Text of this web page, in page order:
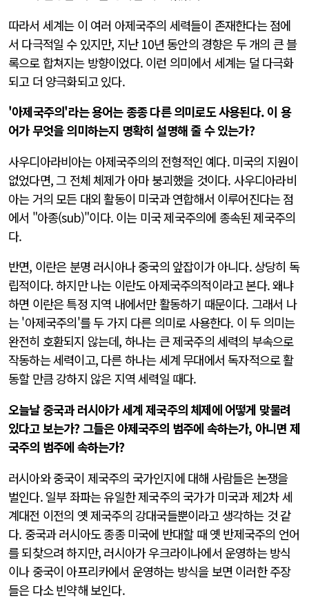
따라서 세계는 이 여러 아제국주의 세력들이 존재한다는 점에
서 다극적일 수 있지만, 지난 10년 동안의 경향은 두 개의 큰 블
록으로 합쳐지는 방향이었다. 이런 의미에서 세계는 덜 다극화
되고 더 양극화되고 있다.
'아제국주의'라는 용어는 종종 다른 의미로도 사용된다. 이 용
어가 무엇을 의미하는지 명확히 설명해 줄 수 있는가?
사우디아라비아는 아제국주의의 전형적인 예다. 미국의 지원이
없었다면, 그 전체 체제가 아마 붕괴했을 것이다. 사우디아라비
아는 거의 모든 대외 활동이 미국과 연합해서 이루어진다는 점
에서 "아종(sub)"이다. 이는 미국 제국주의에 종속된 제국주의
다.
반면, 이란은 분명 러시아나 중국의 앞잡이가 아니다. 상당히 독
립적이다. 하지만 나는 이란도 아제국주의적이라고 본다. 왜냐
하면 이란은 특정 지역 내에서만 활동하기 때문이다. 그래서 나
는 '아제국주의'를 두 가지 다른 의미로 사용한다. 이 두 의미는
완전히 호환되지 않는데, 하나는 큰 제국주의 세력의 부속으로
작동하는 세력이고, 다른 하나는 세계 무대에서 독자적으로 활
동할 만큼 강하지 않은 지역 세력일 때다.
오늘날 중국과 러시아가 세계 제국주의 체제에 어떻게 맞물려
있다고 보는가? 그들은 아제국주의 범주에 속하는가, 아니면 제
국주의 범주에 속하는가?
러시아와 중국이 제국주의 국가인지에 대해 사람들은 논쟁을
벌인다. 일부 좌파는 유일한 제국주의 국가가 미국과 제2차 세
계대전 이전의 옛 제국주의 강대국들뿐이라고 생각하는 것 같
다. 중국과 러시아도 종종 미국에 반대할 때 옛 반제국주의 언어
를 되찾으려 하지만, 러시아가 우크라이나에서 운영하는 방식
이나 중국이 아프리카에서 운영하는 방식을 보면 이러한 주장
들은 다소 빈약해 보인다.